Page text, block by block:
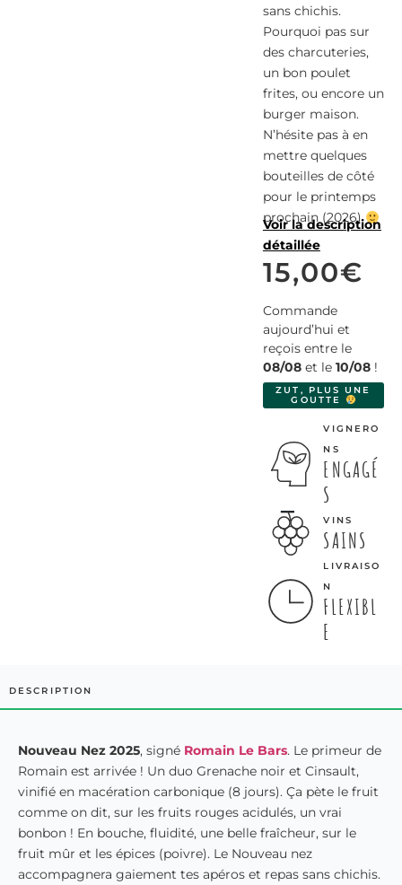
sans chichis.
Pourquoi pas sur
des charcuteries,
un bon poulet
frites, ou encore un
burger maison.
N’hésite pas à en
mettre quelques
bouteilles de côté
pour le printemps
prochain (2026)
Voir la description
détaillée
15,00€
Commande
aujourd’hui et
reçois entre le
08/08et le 10/08!
ZUT, PLUS UNE
GOUTTE
VIGNERO
NS
ENGAGÉ
S
VINS
SAINS
LIVRAISO
N
FLEXIBL
E
DESCRIPTION
Nouveau Nez 2025, signé Romain Le Bars. Le primeur de
Romain est arrivée ! Un duo Grenache noir et Cinsault,
vinifié en macération carbonique (8 jours). Ça pète le fruit
comme on dit, sur les fruits rouges acidulés, un vrai
bonbon ! En bouche, fluidité, une belle fraîcheur, sur le
fruit mûr et les épices (poivre). Le Nouveau nez
accompagnera gaiement tes apéros et repas sans chichis.